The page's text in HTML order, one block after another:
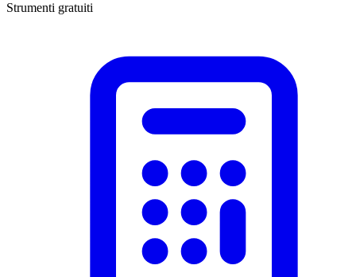
Strumenti gratuiti